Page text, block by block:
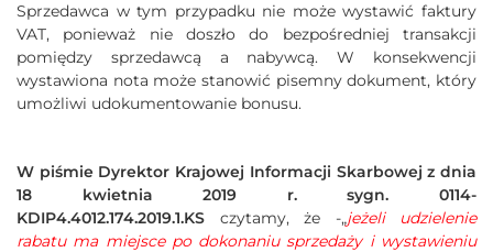
Sprzedawca w tym przypadku nie może wystawić faktury
VAT, ponieważ nie doszło do bezpośredniej transakcji
pomiędzy sprzedawcą a nabywcą. W konsekwencji
wystawiona nota może stanowić pisemny dokument, który
umożliwi udokumentowanie bonusu.
W piśmie Dyrektor Krajowej Informacji Skarbowej z dnia
18 kwietnia 2019 r. sygn. 0114-
KDIP4.4012.174.2019.1.KS czytamy, że -„jeżeli udzielenie
rabatu ma miejsce po dokonaniu sprzedaży i wystawieniu